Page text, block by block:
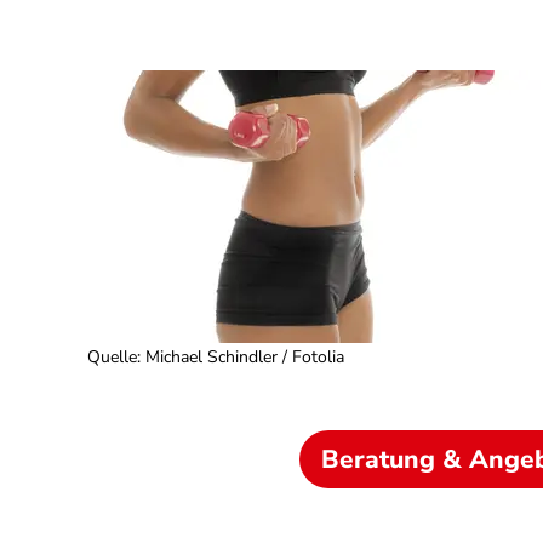
Quelle: Michael Schindler / Fotolia
Beratung &